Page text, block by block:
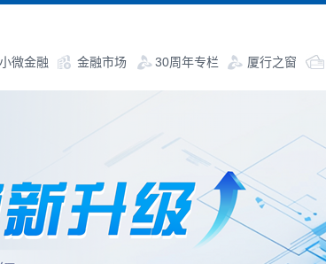
小微金融 金融市场 30周年专栏 厦行之窗